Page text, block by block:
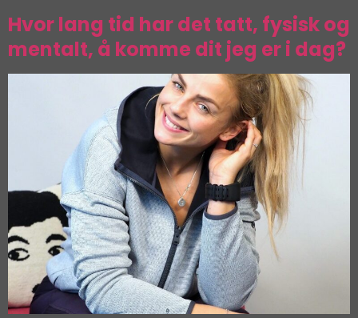
Hvor lang tid har det tatt, fysisk og
mentalt, å komme dit jeg er i dag?